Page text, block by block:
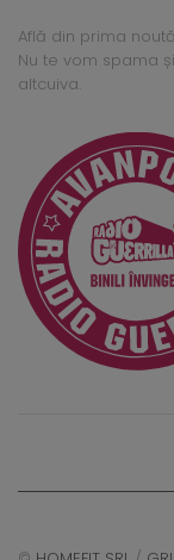
Află din prima
Nu te vom spama
altcuiva.